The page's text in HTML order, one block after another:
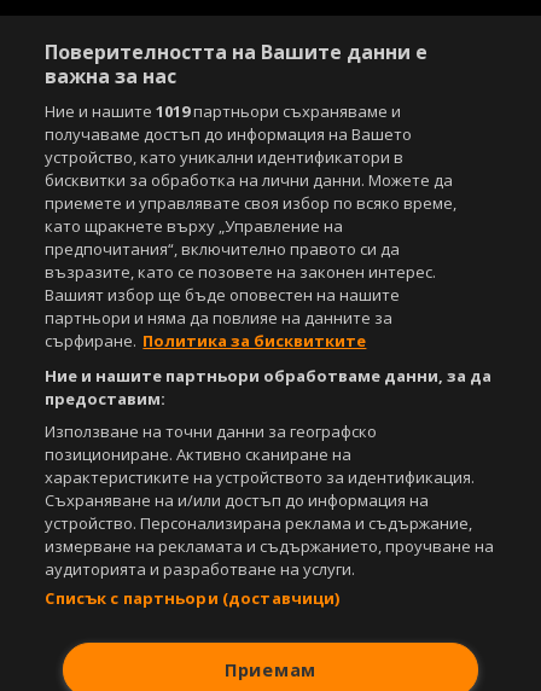
Поверителността на Вашите данни е
важна за нас
Ние и нашите1019партньори съхраняваме и
получаваме достъп до информация на Вашето
устройство, като уникални идентификатори в
бисквитки за обработка на лични данни. Можете да
приемете и управлявате своя избор по всяко време,
като щракнете върху „Управление на
предпочитания“, включително правото си да
възразите, като се позовете на законен интерес.
Вашият избор ще бъде оповестен на нашите
партньори и няма да повлияе на данните за
сърфиране. Политика за бисквитките
Ние и нашите партньори обработваме данни, за да
предоставим:
Използване на точни данни за географско
позициониране. Активно сканиране на
характеристиките на устройството за идентификация.
Съхраняване на и/или достъп до информация на
устройство. Персонализирана реклама и съдържание,
измерване на рекламата и съдържанието, проучване на
аудиторията и разработване на услуги.
Списък с партньори (доставчици)
Приемам